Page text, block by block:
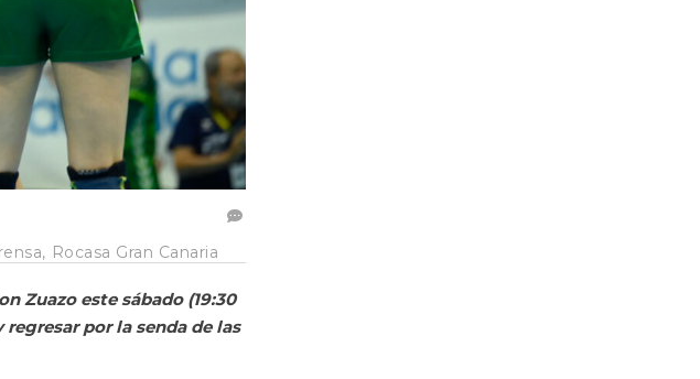
Rocasa Gran Canaria
Zuazo este sábado (19:30
por la senda de las